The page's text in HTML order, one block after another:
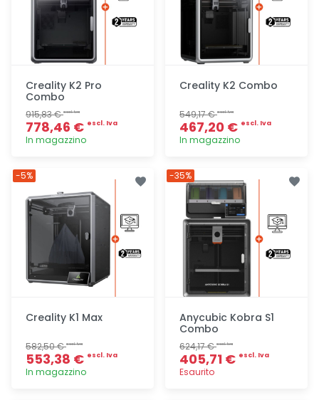
Creality K2 Pro
Combo
915,83 €escl. Iva
778,46 € escl. Iva
In magazzino
Creality K2 Combo
549,17 €escl. Iva
467,20 € escl. Iva
In magazzino
Creality K1 Max
582,50 €escl. Iva
553,38 € escl. Iva
In magazzino
-5%
Anycubic Kobra S1
Combo
624,17 €escl. Iva
405,71 € escl. Iva
Esaurito
-35%